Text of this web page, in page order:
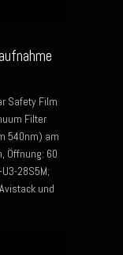
Safety Film
Filter
540nm) am
Öffnung: 60
28S5M;
und